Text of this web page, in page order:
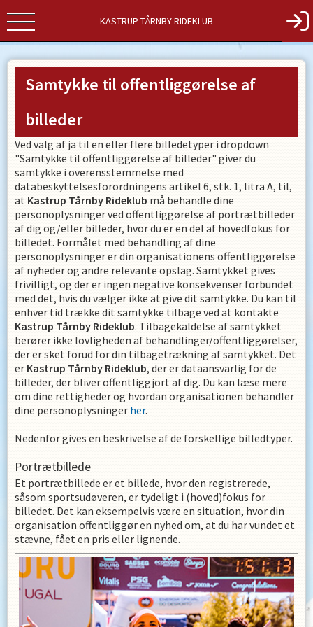
KASTRUP TÅRNBY RIDEKLUB
Samtykke til offentliggørelse af
billeder
Ved valg af ja til en eller flere billedetyper i dropdown
"Samtykke til offentliggørelse af billeder" giver du
samtykke i overensstemmelse med
databeskyttelsesforordningens artikel 6, stk. 1, litra A, til,
at Kastrup Tårnby Rideklub må behandle dine
personoplysninger ved offentliggørelse af portrætbilleder
af dig og/eller billeder, hvor du er en del af hovedfokus for
billedet. Formålet med behandling af dine
personoplysninger er din organisationens offentliggørelse
af nyheder og andre relevante opslag. Samtykket gives
frivilligt, og der er ingen negative konsekvenser forbundet
med det, hvis du vælger ikke at give dit samtykke. Du kan til
enhver tid trække dit samtykke tilbage ved at kontakte
Kastrup Tårnby Rideklub. Tilbagekaldelse af samtykket
berører ikke lovligheden af behandlinger/offentliggørelser,
der er sket forud for din tilbagetrækning af samtykket. Det
er Kastrup Tårnby Rideklub, der er dataansvarlig for de
billeder, der bliver offentliggjort af dig. Du kan læse mere
om dine rettigheder og hvordan organisationen behandler
dine personoplysninger her.
Nedenfor gives en beskrivelse af de forskellige billedtyper.
Portrætbillede
Et portrætbillede er et billede, hvor den registrerede,
såsom sportsudøveren, er tydeligt i (hoved)fokus for
billedet. Det kan eksempelvis være en situation, hvor din
organisation offentliggør en nyhed om, at du har vundet et
stævne, fået en pris eller lignende.
Kastrup
Rideklub
Ugandavej
2770
Kastrup
Tlf.